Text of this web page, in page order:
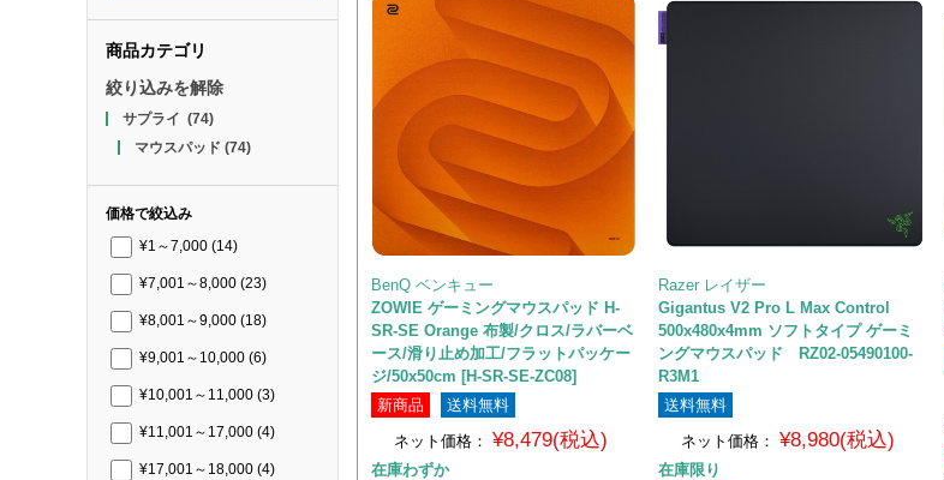
商品カテゴリ
絞り込みを解除
サプライ (74)
マウスパッド (74)
価格で絞込み
¥1～7,000 (14)
¥7,001～8,000 (23)
¥8,001～9,000 (18)
¥9,001～10,000 (6)
¥10,001～11,000 (3)
¥11,001～17,000 (4)
¥17,001～18,000 (4)
BenQ ベンキュー
ZOWIE ゲーミングマウスパッド H-
SR-SE Orange 布製/クロス/ラバーベ
ース/滑り止め加工/フラットパッケー
ジ/50x50cm [H-SR-SE-ZC08]
新商品
送料無料
ネット価格： ¥8,479(税込)
在庫わずか
Razer レイザー
Gigantus V2 Pro L Max Control
500x480x4mm ソフトタイプ ゲーミ
ングマウスパッド RZ02-05490100-
R3M1
送料無料
ネット価格： ¥8,980(税込)
在庫限り